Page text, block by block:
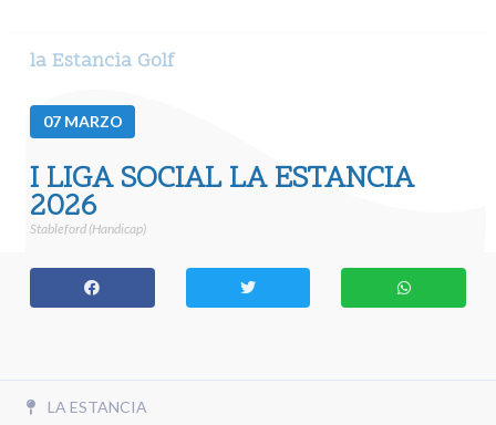
la Estancia Golf
07 MARZO
I LIGA SOCIAL LA ESTANCIA
2026
Stableford (Handicap)
LA ESTANCIA